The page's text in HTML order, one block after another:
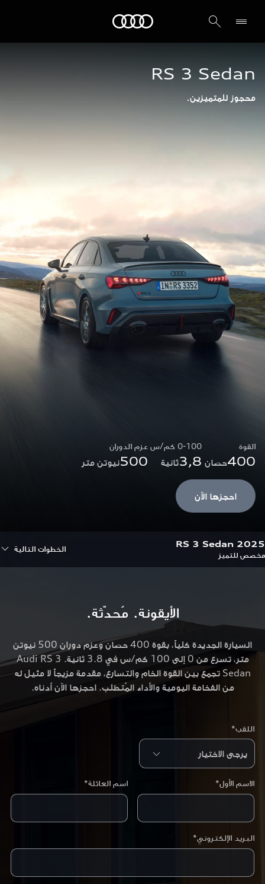
RS 3 Sedan
محجوز للمتميزين.
القوة
400حصان
0-100 كم/س
3,8ثانية
عزم الدوران
500نيوتن متر
احجزها الآن
RS 3 Sedan 2025
مخصص للتميز
الخطوات التالية
الأيقونة. مُحدّثة.
السيارة الجديدة كلياً، بقوة 400 حصان وعزم دوران 500 نيوتن
متر، تسرع من 0 إلى 100 كم/س في 3.8 ثانية. Audi RS 3
Sedan تجمع بين القوة الخام والتسارع، مقدمة مزيجاً لا مثيل له
من الفخامة اليومية والأداء المُتطلب. احجزها الآن أدناه.
اللقب*
الاسم الأول* اسم العائلة*
البريد الإلكتروني*